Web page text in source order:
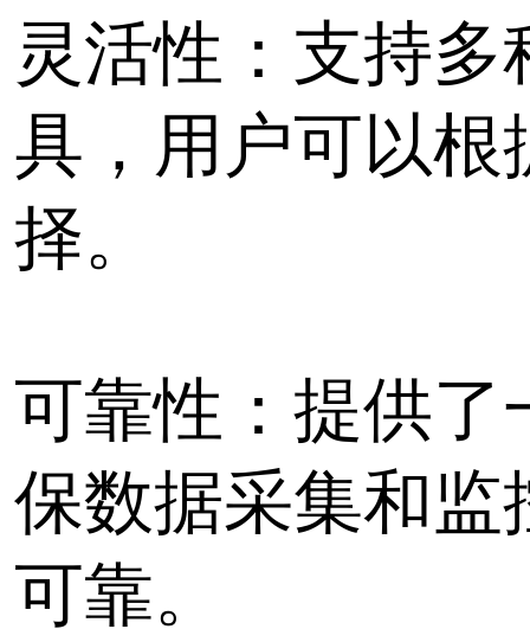
更多信息。
标签： 协议转换OPC-UA
相关文章
常见的十种物联网无线
标签：蓝牙协议转换 设备联网